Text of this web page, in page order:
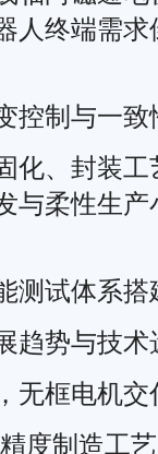
人终端需
控制与一致
化、封装
与柔性生
测试体系搭
趋势与技术
无框电机
度制造工